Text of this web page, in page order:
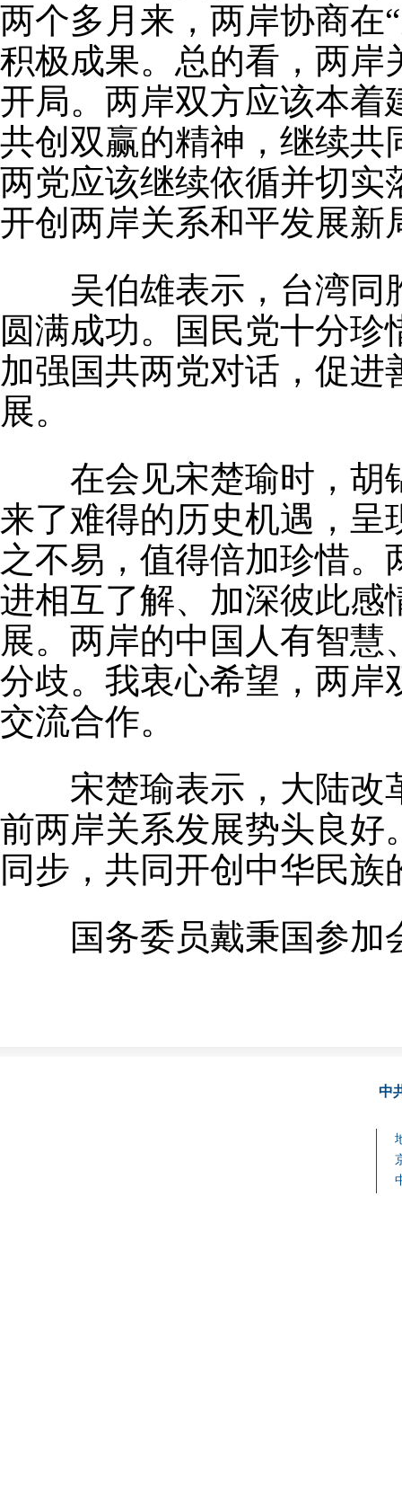
两个多月来，两岸协商在
积极成果。总的看，两岸
开局。两岸双方应该本着
共创双赢的精神，继续共
两党应该继续依循并切实
开创两岸关系和平发展新
吴伯雄表示，台湾同
圆满成功。国民党十分
加强国共两党对话，促
展。
在会见宋楚瑜时，胡
来了难得的历史机遇，呈
之不易，值得倍加珍惜
进相互了解、加深彼此感
展。两岸的中国人有智
分歧。我衷心希望，两岸
交流合作。
宋楚瑜表示，大陆改
前两岸关系发展势头良好
同步，共同开创中华民族
国务委员戴秉国参加
中